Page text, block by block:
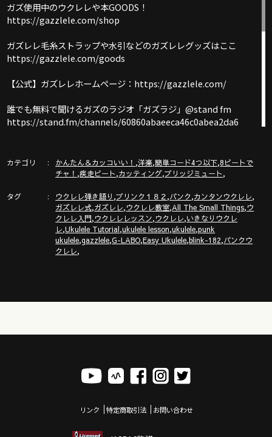
ガズ使用中のウクレレや本GOODS！
https://gazzlele.com/shop
ガズレレ毛糸ストラップや水引などのガズレレグッズはここ
https://gazzlele.com/goods
【公式】ガズレレホームページ：https://gazzlele.com/
誰でも無料で聞けるガズのラジオ「ガズラジ」@stand fm
https://stand.fm/channels/60860abaeeca46c0abea2da6
https://gazzlele.com/product/gazzrecipe01/
& 楽しいコミュニティ
https://gazzlele.com/gazzclub/
「ガズレレ大学」の詳細はこちら！ウクレレ技術が楽しく向
上！毎週２回GAZZと生配信で！
https://gazzlele.com/beginner/
https://gazzlele.com/gazzrecipe/
https://www.youtube.com/channel/
カテゴリ かんたん＆カッコいい！ ,洋楽,簡単コード4つ以下,8ビートで
チャ！ ,疾走ビート,カッティング,ブリッジミュート,
タグ ウクレレ弾き語り ,ブリンク１８２,パンク,カンタンウクレレ,
ガズレレ式,ガズレレ,ウクレレ教室,All The Small Things,ウ
クレレ入門,ウクレレレッスン,ウクレレ,いきなりウクレ
レ,Ukulele Tutorial,ukulele lesson,ukulele,punk
ukulele,gazzlele,G-LABO,Easy Ukulele,blink-182,パンクウ
クレレ,
リンク 特定商取引法 お問い合わせ